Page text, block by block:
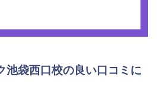
池袋西口校の良い口コミに